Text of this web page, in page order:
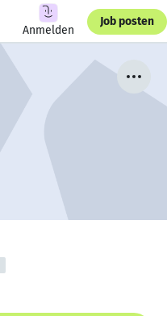
Anmelden
Job posten